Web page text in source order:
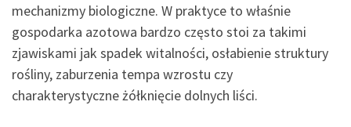
mechanizmy biologiczne. W praktyce to właśnie
gospodarka azotowa bardzo często stoi za takimi
zjawiskami jak spadek witalności, osłabienie struktury
rośliny, zaburzenia tempa wzrostu czy
charakterystyczne żółknięcie dolnych liści.